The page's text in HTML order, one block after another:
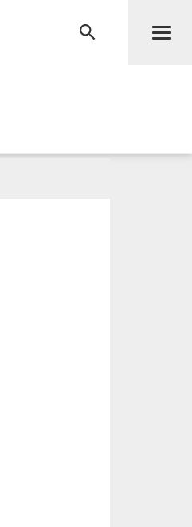
RECHERCHE